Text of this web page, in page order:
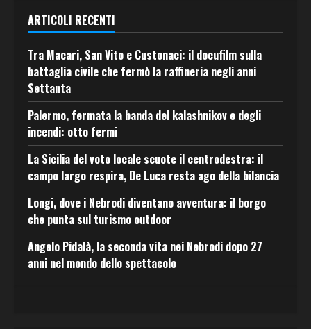
ARTICOLI RECENTI
Tra Macari, San Vito e Custonaci: il docufilm sulla
battaglia civile che fermò la raffineria negli anni
Settanta
Palermo, fermata la banda del kalashnikov e degli
incendi: otto fermi
La Sicilia del voto locale scuote il centrodestra: il
campo largo respira, De Luca resta ago della bilancia
Longi, dove i Nebrodi diventano avventura: il borgo
che punta sul turismo outdoor
Angelo Pidalà, la seconda vita nei Nebrodi dopo 27
anni nel mondo dello spettacolo